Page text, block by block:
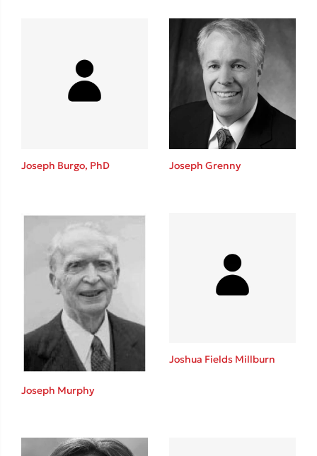
Mel Robbins
Η μέθοδος Αφήστε τους
Δημοφιλείς Συγγραφείς
Φυστίκι ΠουΚυλάει
Παύλος Καστανάς
El Sombrero
Στέφανος Ξενάκης
Sebastian Fitzek
Lucinda Riley
Joseph Burgo, PhD Joseph Grenny
Joseph Murphy
Joshua Fields Millburn